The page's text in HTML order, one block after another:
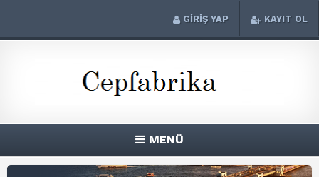
GİRİŞ YAP KAYIT OL
MENÜ